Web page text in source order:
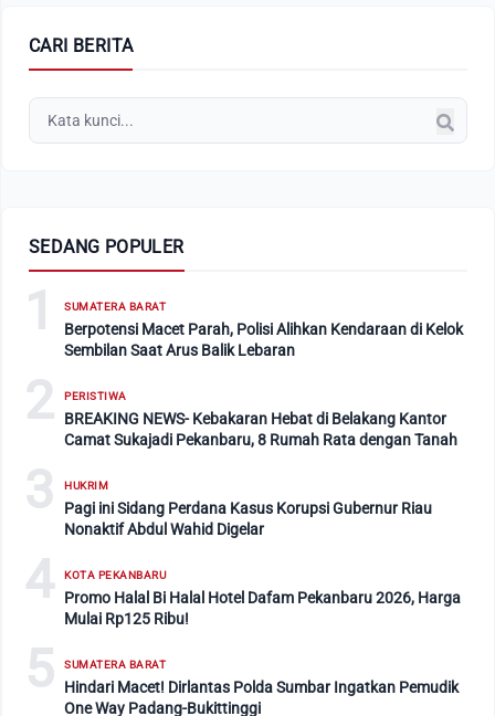
CARI BERITA
SEDANG POPULER
1 SUMATERA BARAT
Berpotensi Macet Parah, Polisi Alihkan Kendaraan di Kelok
Sembilan Saat Arus Balik Lebaran
2 PERISTIWA
BREAKING NEWS- Kebakaran Hebat di Belakang Kantor
Camat Sukajadi Pekanbaru, 8 Rumah Rata dengan Tanah
3 HUKRIM
Pagi ini Sidang Perdana Kasus Korupsi Gubernur Riau
Nonaktif Abdul Wahid Digelar
4 KOTA PEKANBARU
Promo Halal Bi Halal Hotel Dafam Pekanbaru 2026, Harga
Mulai Rp125 Ribu!
5 SUMATERA BARAT
Hindari Macet! Dirlantas Polda Sumbar Ingatkan Pemudik
One Way Padang-Bukittinggi